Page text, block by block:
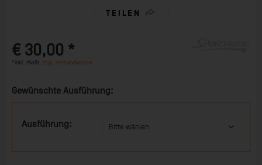
TEILEN
€ 30,00 *
*inkl. MwSt. zzgl. Versandkosten
Gewünschte Ausführung:
Ausführung: